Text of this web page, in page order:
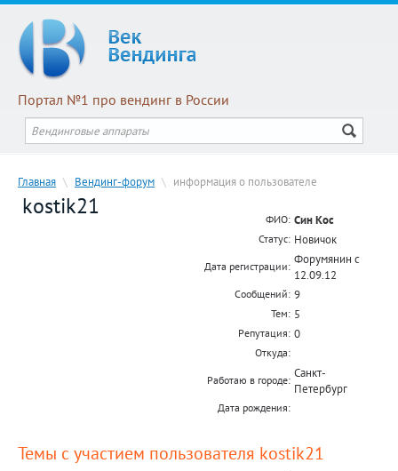
Портал №1 про вендинг в России
Главная \ Вендинг-форум \ информация о пользователе
kostik21 ФИО: Син Кос
Статус: Новичок
Дата регистрации: Форумянин с
12.09.12
Сообщений: 9
Тем: 5
Репутация: 0
Откуда:
Работаю в городе: Санкт-
Петербург
Дата рождения:
Темы с участием пользователя kostik21